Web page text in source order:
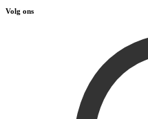
Volg ons